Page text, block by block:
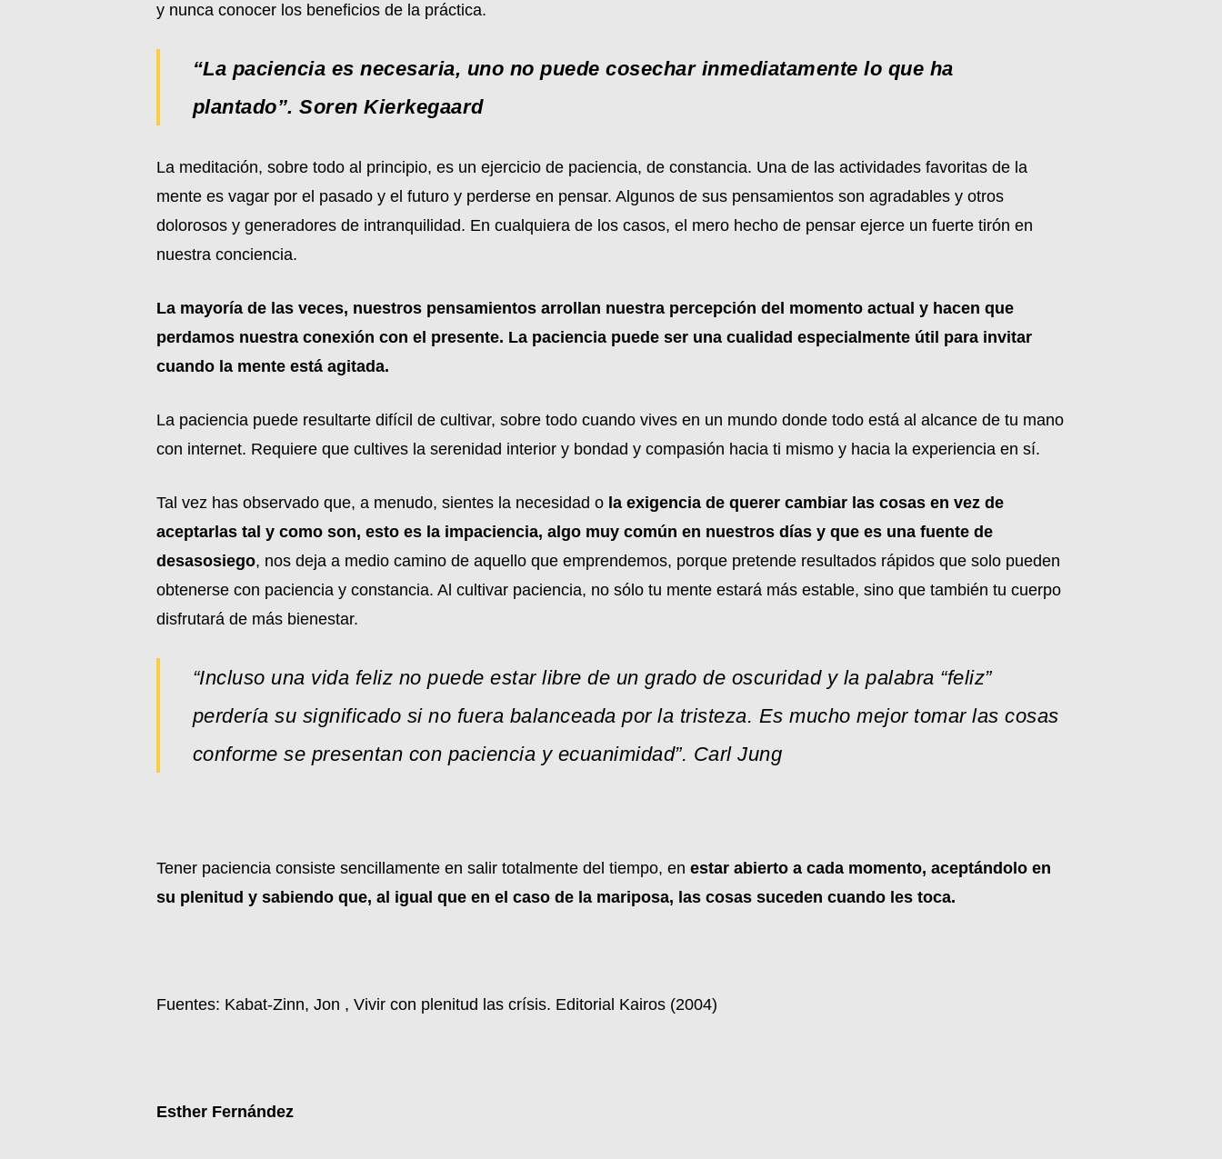
y nunca conocer los beneficios de la práctica.
“La paciencia es necesaria, uno no puede cosechar inmediatamente lo que ha
plantado”. Soren Kierkegaard
La meditación, sobre todo al principio, es un ejercicio de paciencia, de constancia. Una de las actividades favoritas de la
mente es vagar por el pasado y el futuro y perderse en pensar. Algunos de sus pensamientos son agradables y otros
dolorosos y generadores de intranquilidad. En cualquiera de los casos, el mero hecho de pensar ejerce un fuerte tirón en
nuestra conciencia.
La mayoría de las veces, nuestros pensamientos arrollan nuestra percepción del momento actual y hacen que
perdamos nuestra conexión con el presente. La paciencia puede ser una cualidad especialmente útil para invitar
cuando la mente está agitada.
La paciencia puede resultarte difícil de cultivar, sobre todo cuando vives en un mundo donde todo está al alcance de tu mano
con internet. Requiere que cultives la serenidad interior y bondad y compasión hacia ti mismo y hacia la experiencia en sí.
Tal vez has observado que, a menudo, sientes la necesidad o la exigencia de querer cambiar las cosas en vez de
aceptarlas tal y como son, esto es la impaciencia, algo muy común en nuestros días y que es una fuente de
desasosiego, nos deja a medio camino de aquello que emprendemos, porque pretende resultados rápidos que solo pueden
obtenerse con paciencia y constancia. Al cultivar paciencia, no sólo tu mente estará más estable, sino que también tu cuerpo
disfrutará de más bienestar.
“Incluso una vida feliz no puede estar libre de un grado de oscuridad y la palabra “feliz”
perdería su significado si no fuera balanceada por la tristeza. Es mucho mejor tomar las cosas
conforme se presentan con paciencia y ecuanimidad”. Carl Jung
Tener paciencia consiste sencillamente en salir totalmente del tiempo, en estar abierto a cada momento, aceptándolo en
su plenitud y sabiendo que, al igual que en el caso de la mariposa, las cosas suceden cuando les toca.
Fuentes: Kabat-Zinn, Jon , Vivir con plenitud las crísis. Editorial Kairos (2004)
Esther Fernández